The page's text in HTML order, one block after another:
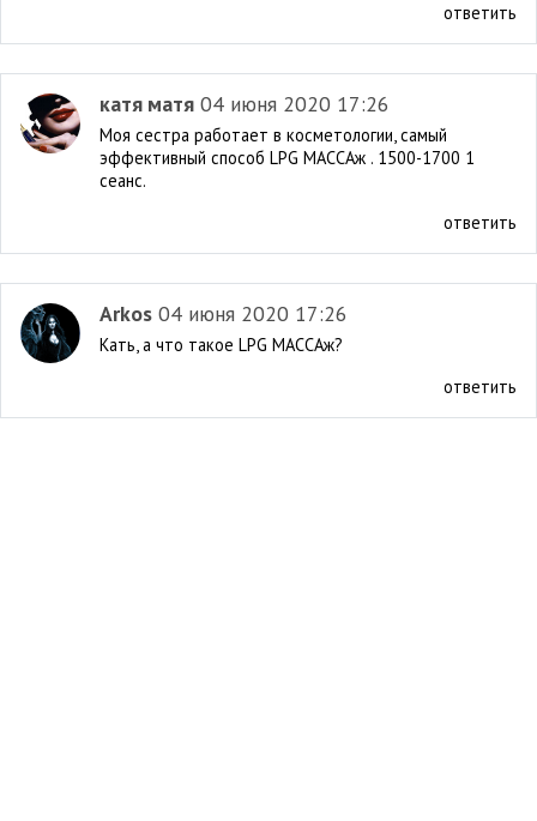
ответить
катя матя 04 июня 2020 17:26
Моя сестра работает в косметологии, самый
эффективный способ LPG МАССАж . 1500-1700 1
сеанс.
ответить
Arkos 04 июня 2020 17:26
Кать, а что такое LPG МАССАж?
ответить